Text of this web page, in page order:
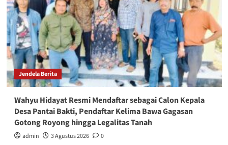
Jendela Berita
Wahyu Hidayat Resmi Mendaftar sebagai Calon Kepala
Desa Pantai Bakti, Pendaftar Kelima Bawa Gagasan
Gotong Royong hingga Legalitas Tanah
admin 3 Agustus 2026 0